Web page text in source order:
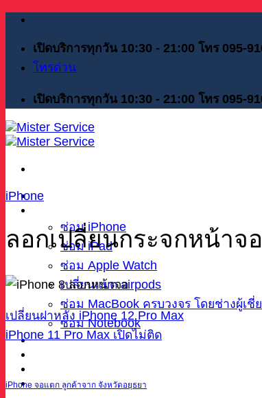
Skip
contentเปิดบริการทุกวัน 10:30 - 21:00 โทร 095-
โทรด่วน
เปิดบริการทุกวัน 10:30 - 21:00 โทร 095-
หน้าแรก
ซ่อม iPhone
ซ่อม iPad
ซ่อม Apple Watch
เปลี่ยนแบต airpods
ซ่อม MacBook ครบวงจร โดยช่างผู้เชี่
ซ่อม Notebook
ผลงาน
ติดต่อ
iPhone
ลอกเปลี่ยนกระจกหน้าจ
เปลี่ยนฝาหลัง iPhone 12 Pro Max
iPhone 11 Pro Max เปิดไม่ติด
iPhone จอแตก ลูกค้าจาก จังหวัดอยุธยา